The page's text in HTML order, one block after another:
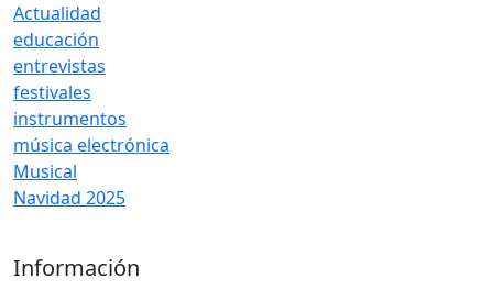
Actualidad
educación
entrevistas
festivales
instrumentos
música electrónica
Musical
Navidad 2025
Información